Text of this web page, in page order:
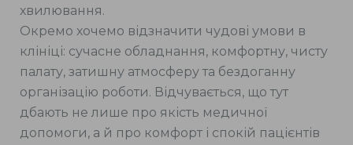
хвилювання.
Окремо хочемо відзначити чудові умови в
клініці: сучасне обладнання, комфортну, чисту
палату, затишну атмосферу та бездоганну
організацію роботи. Відчувається, що тут
дбають не лише про якість медичної
допомоги, а й про комфорт і спокій пацієнтів